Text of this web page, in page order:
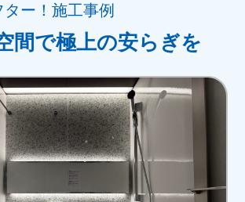
ー！施工事例
間で極上の安らぎを